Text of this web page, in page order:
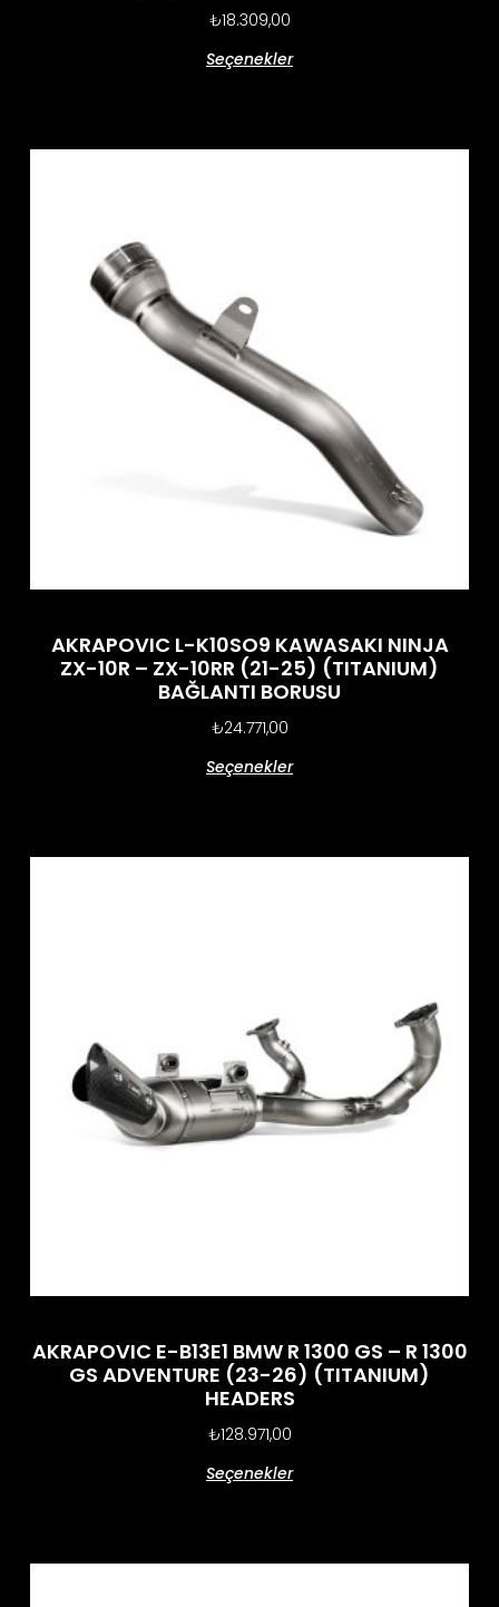
₺18.309,00
Seçenekler
AKRAPOVIC L-K10SO9 KAWASAKI NINJA
ZX-10R – ZX-10RR (21-25) (TITANIUM)
BAĞLANTI BORUSU
₺24.771,00
Seçenekler
AKRAPOVIC E-B13E1 BMW R 1300 GS – R 1300
GS ADVENTURE (23-26) (TITANIUM)
HEADERS
₺128.971,00
Seçenekler